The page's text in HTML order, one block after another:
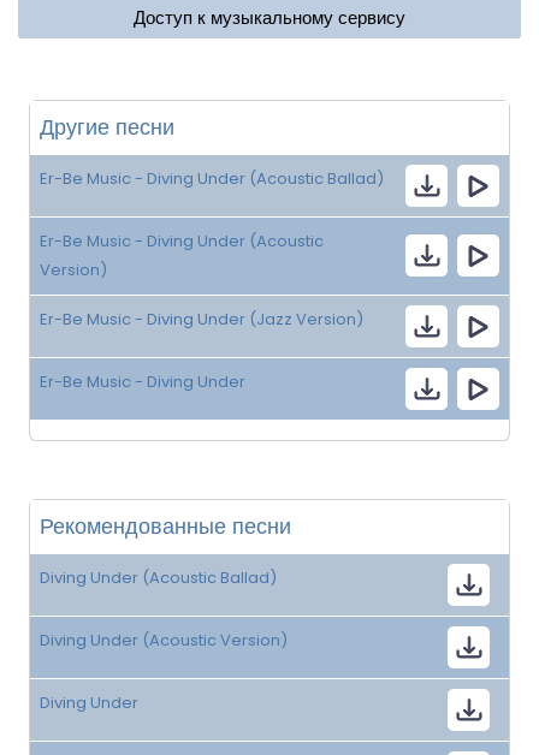
Доступ к музыкальному сервису
Другие песни
Er-Be Music - Diving Under (Acoustic Ballad)
Er-Be Music - Diving Under (Acoustic
Version)
Er-Be Music - Diving Under (Jazz Version)
Er-Be Music - Diving Under
Рекомендованные песни
Diving Under (Acoustic Ballad)
Diving Under (Acoustic Version)
Diving Under